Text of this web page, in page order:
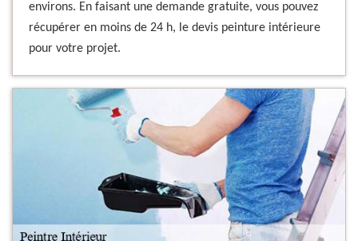
environs. En faisant une demande gratuite, vous pouvez
récupérer en moins de 24 h, le devis peinture intérieure
pour votre projet.